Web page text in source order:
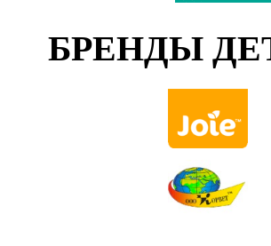
БРЕНДЫ